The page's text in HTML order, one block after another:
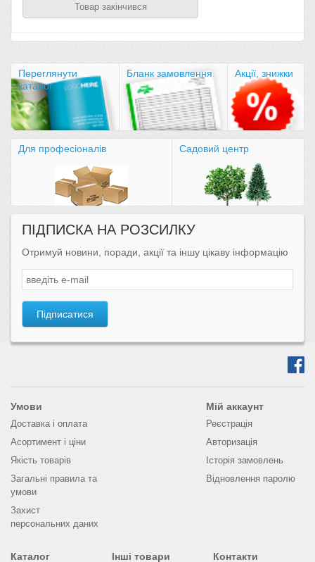
Товар закінчився
Переглянути
каталог
Бланк замовлення Акції, знижки
Для професіоналів Садовий центр
ПІДПИСКА НА РОЗСИЛКУ
Отримуй новини, поради, акції та іншу цікаву інформацію
Підписатися
Умови
Доставка і оплата
Асортимент і ціни
Якість товарів
Загальні правила та
умови
Захист
персональних даних
Мій аккаунт
Реєстрація
Авторизація
Історія замовлень
Відновлення паролю
Каталог Інші товари Контакти